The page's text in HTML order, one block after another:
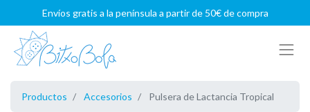
Envíos gratis a la península a partir de 50€ de compra
Productos Accesorios Pulsera de Lactancia Tropical